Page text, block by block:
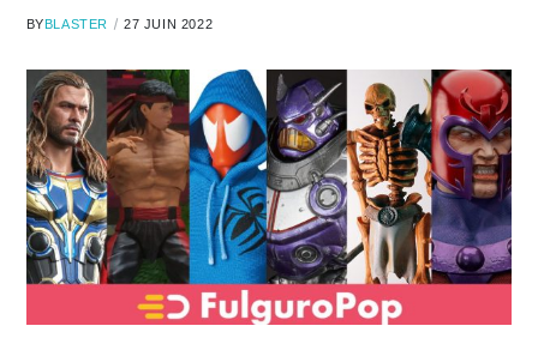
BYBLASTER 27 JUIN 2022